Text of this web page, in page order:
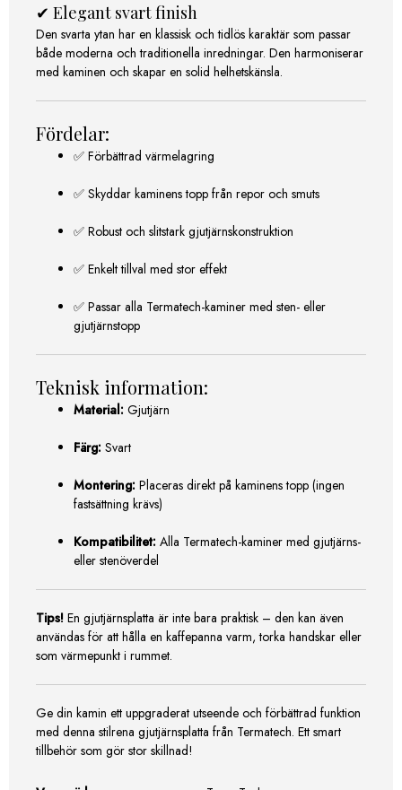
✔ Elegant svart finish
Den svarta ytan har en klassisk och tidlös karaktär som passar
både moderna och traditionella inredningar. Den harmoniserar
med kaminen och skapar en solid helhetskänsla.
Fördelar:
✅ Förbättrad värmelagring
✅ Skyddar kaminens topp från repor och smuts
✅ Robust och slitstark gjutjärnskonstruktion
✅ Enkelt tillval med stor effekt
✅ Passar alla Termatech-kaminer med sten- eller
gjutjärnstopp
Teknisk information:
Material: Gjutjärn
Färg: Svart
Montering: Placeras direkt på kaminens topp (ingen
fastsättning krävs)
Kompatibilitet: Alla Termatech-kaminer med gjutjärns-
eller stenöverdel
Tips! En gjutjärnsplatta är inte bara praktisk – den kan även
användas för att hålla en kaffepanna varm, torka handskar eller
som värmepunkt i rummet.
Ge din kamin ett uppgraderat utseende och förbättrad funktion
med denna stilrena gjutjärnsplatta från Termatech. Ett smart
tillbehör som gör stor skillnad!